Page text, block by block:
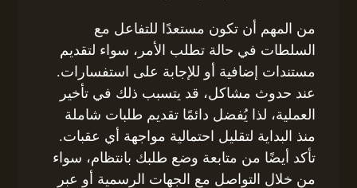
من المهم أن تكون مستعدًا للتفاعل مع
السلطات في حالة تطلب الأمر، سواء لتقديم
مستندات إضافية أو للإجابة على استفسارات.
عند حدوث مشاكل، قد يتسبب ذلك في تأخير
العملية، لذا يُفضل دائمًا تقديم طلبات شاملة
منذ البداية لتقليل احتمالية مواجهة أي عقبات.
تأكد أيضًا من متابعة وضع طلبك بانتظام، سواء
من خلال التواصل مع الجهات الرسمية أو عبر